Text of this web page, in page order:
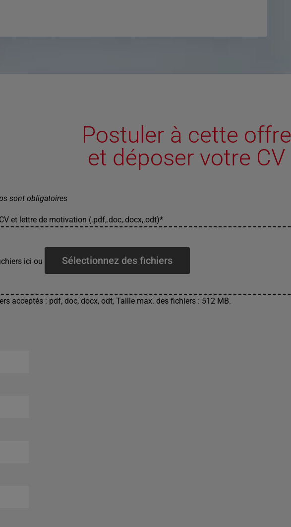
Postuler à cette offre
et déposer votre CV
sont obligatoires
et lettre de motivation (.pdf,.doc,.docx,.odt)*
ici ou Sélectionnez des fichiers
acceptés : pdf, doc, docx, odt, Taille max. des fichiers : 512 MB.